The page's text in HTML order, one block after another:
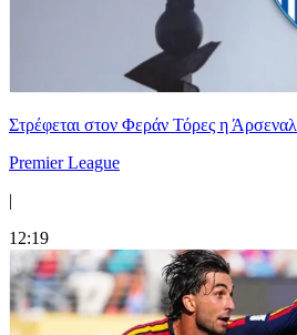
Στρέφεται στον Φεράν Τόρες η Άρσεναλ
Premier League
|
12:19